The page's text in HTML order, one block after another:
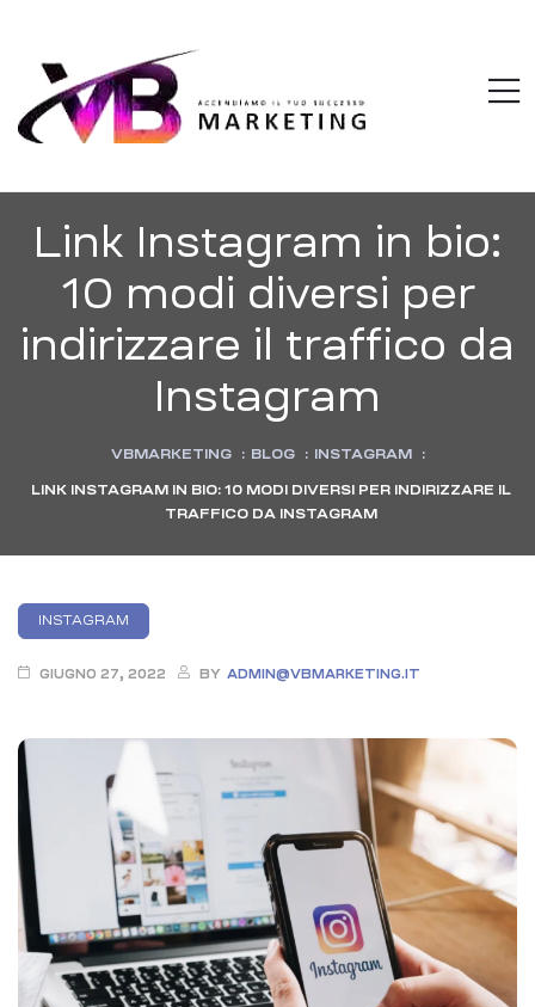
Link Instagram in bio:
10 modi diversi per
indirizzare il traffico da
Instagram
VBMARKETING : BLOG : INSTAGRAM :
LINK INSTAGRAM IN BIO: 10 MODI DIVERSI PER INDIRIZZARE IL
TRAFFICO DA INSTAGRAM
Categories
INSTAGRAM
GIUGNO 27, 2022 BY ADMIN@VBMARKETING.IT